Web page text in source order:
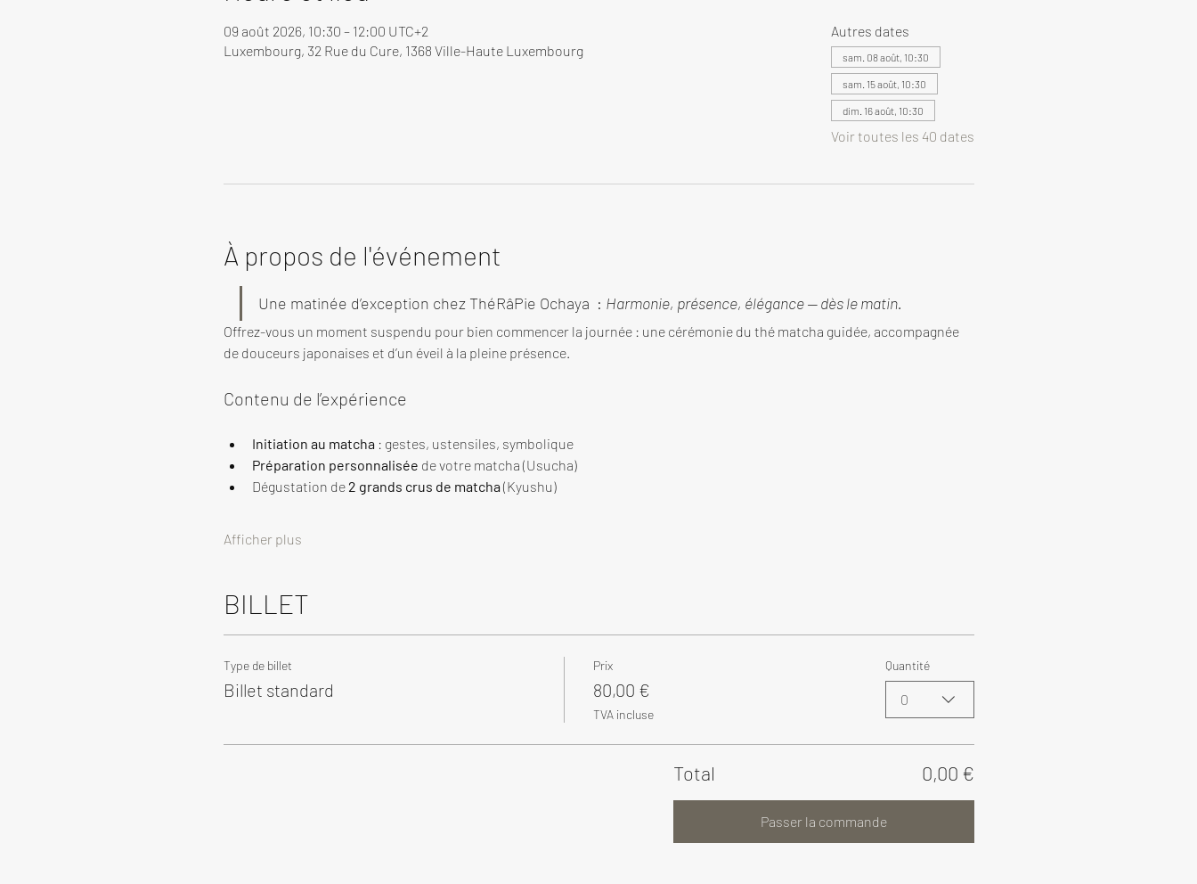
09 août 2026, 10:30 – 12:00 UTC+2
Luxembourg, 32 Rue du Cure, 1368 Ville-Haute Luxembourg
Autres dates
sam. 08 août, 10:30
sam. 15 août, 10:30
dim. 16 août, 10:30
Voir toutes les 40 dates
À propos de l'événement
Une matinée d’exception chez ThéRâPie Ochaya  : Harmonie, présence, élégance — dès le matin.
Offrez-vous un moment suspendu pour bien commencer la journée : une cérémonie du thé matcha guidée, accompagnée
de douceurs japonaises et d’un éveil à la pleine présence.
Contenu de l’expérience
Initiation au matcha : gestes, ustensiles, symbolique
Préparation personnalisée de votre matcha (Usucha)
Dégustation de 2 grands crus de matcha (Kyushu)
Afficher plus
BILLET
Type de billet
Billet standard
Prix
80,00 €
TVA incluse
Quantité
0
Total 0,00 €
Passer la commande